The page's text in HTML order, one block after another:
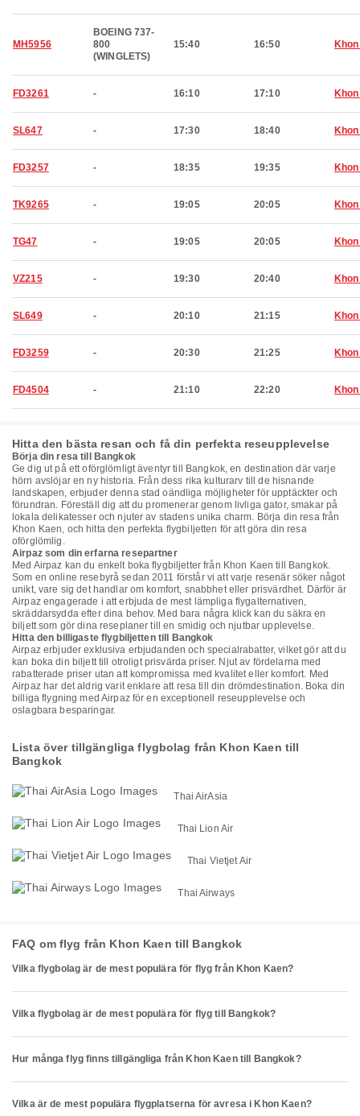
MH5956
BOEING 737-
800
(WINGLETS)
15:40 16:50
FD3261 - 16:10 17:10
SL647 - 17:30 18:40
FD3257 - 18:35 19:35
TK9265 - 19:05 20:05
TG47 - 19:05 20:05
VZ215 - 19:30 20:40
SL649 - 20:10 21:15
FD3259 - 20:30 21:25
FD4504 - 21:10 22:20
Hitta den bästa resan och få din perfekta reseupplevelse
Börja din resa till Bangkok
Ge dig ut på ett oförglömligt äventyr till Bangkok, en destination där varje
hörn avslöjar en ny historia. Från dess rika kulturarv till de hisnande
landskapen, erbjuder denna stad oändliga möjligheter för upptäckter och
förundran. Föreställ dig att du promenerar genom livliga gator, smakar på
lokala delikatesser och njuter av stadens unika charm. Börja din resa från
Khon Kaen, och hitta den perfekta flygbiljetten för att göra din resa
oförglömlig.
Airpaz som din erfarna resepartner
Med Airpaz kan du enkelt boka flygbiljetter från Khon Kaen till Bangkok.
Som en online resebyrå sedan 2011 förstår vi att varje resenär söker något
unikt, vare sig det handlar om komfort, snabbhet eller prisvärdhet. Därför är
Airpaz engagerade i att erbjuda de mest lämpliga flygalternativen,
skräddarsydda efter dina behov. Med bara några klick kan du säkra en
biljett som gör dina reseplaner till en smidig och njutbar upplevelse.
Hitta den billigaste flygbiljetten till Bangkok
Airpaz erbjuder exklusiva erbjudanden och specialrabatter, vilket gör att du
kan boka din biljett till otroligt prisvärda priser. Njut av fördelarna med
rabatterade priser utan att kompromissa med kvalitet eller komfort. Med
Airpaz har det aldrig varit enklare att resa till din drömdestination. Boka din
billiga flygning med Airpaz för en exceptionell reseupplevelse och
oslagbara besparingar.
Lista över tillgängliga flygbolag från Khon Kaen till
Bangkok
Thai AirAsia
Thai Lion Air
Thai Vietjet Air
Thai Airways
FAQ om flyg från Khon Kaen till Bangkok
Vilka flygbolag är de mest populära för flyg från Khon Kaen?
Vilka flygbolag är de mest populära för flyg till Bangkok?
Hur många flyg finns tillgängliga från Khon Kaen till Bangkok?
Vilka är de mest populära flygplatserna för avresa i Khon Kaen?